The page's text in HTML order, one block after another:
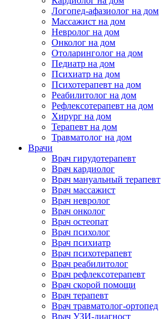
Логопед-афазиолог на дом
Массажист на дом
Невролог на дом
Онколог на дом
Отоларинголог на дом
Педиатр на дом
Психиатр на дом
Психотерапевт на дом
Реабилитолог на дом
Рефлексотерапевт на дом
Хирург на дом
Терапевт на дом
Травматолог на дом
Врачи
Врач гирудотерапевт
Врач кардиолог
Врач мануальный терапевт
Врач массажист
Врач невролог
Врач онколог
Врач остеопат
Врач психолог
Врач психиатр
Врач психотерапевт
Врач реабилитолог
Врач рефлексотерапевт
Врач скорой помощи
Врач терапевт
Врач травматолог-ортопед
Врач УЗИ-диагност